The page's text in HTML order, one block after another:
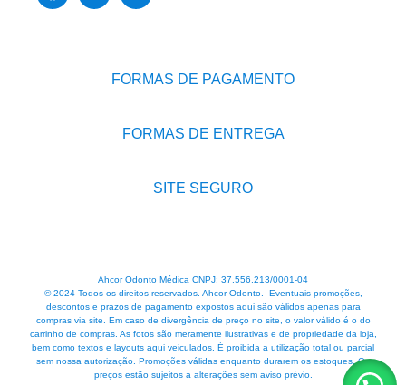
FORMAS DE PAGAMENTO
FORMAS DE ENTREGA
SITE SEGURO
Ahcor Odonto Médica CNPJ: 37.556.213/0001-04
© 2024 Todos os direitos reservados. Ahcor Odonto. Eventuais promoções,
descontos e prazos de pagamento expostos aqui são válidos apenas para
compras via site. Em caso de divergência de preço no site, o valor válido é o do
carrinho de compras. As fotos são meramente ilustrativas e de propriedade da loja,
bem como textos e layouts aqui veiculados. É proibida a utilização total ou parcial
sem nossa autorização. Promoções válidas enquanto durarem os estoques. Os
preços estão sujeitos a alterações sem aviso prévio.